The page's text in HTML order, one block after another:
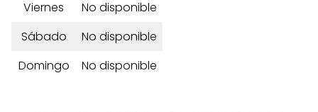
Viernes
No disponible
Sábado
No disponible
Domingo
No disponible